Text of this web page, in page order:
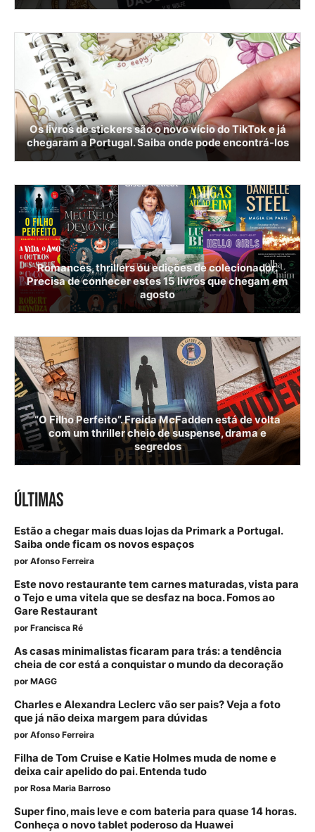
Os livros de stickers são o novo vício do TikTok e já
chegaram a Portugal. Saiba onde pode encontrá-los
Romances, thrillers ou edições de colecionador.
Precisa de conhecer estes 15 livros que chegam em
agosto
“O Filho Perfeito”. Freida McFadden está de volta
com um thriller cheio de suspense, drama e
segredos
ÚLTIMAS
Estão a chegar mais duas lojas da Primark a Portugal.
Saiba onde ficam os novos espaços
por Afonso Ferreira
Este novo restaurante tem carnes maturadas, vista para
o Tejo e uma vitela que se desfaz na boca. Fomos ao
Gare Restaurant
por Francisca Ré
As casas minimalistas ficaram para trás: a tendência
cheia de cor está a conquistar o mundo da decoração
por MAGG
Charles e Alexandra Leclerc vão ser pais? Veja a foto
que já não deixa margem para dúvidas
por Afonso Ferreira
Filha de Tom Cruise e Katie Holmes muda de nome e
deixa cair apelido do pai. Entenda tudo
por Rosa Maria Barroso
Super fino, mais leve e com bateria para quase 14 horas.
Conheça o novo tablet poderoso da Huawei